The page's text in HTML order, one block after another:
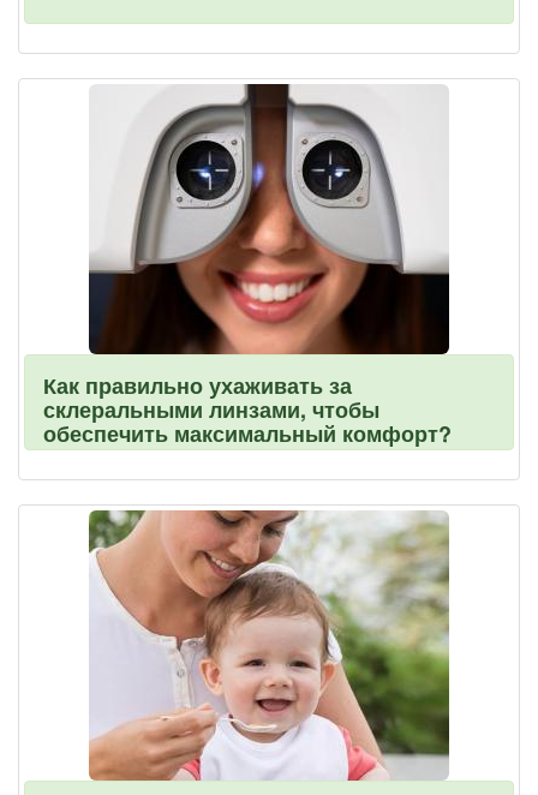
Как правильно ухаживать за
склеральными линзами, чтобы
обеспечить максимальный комфорт?